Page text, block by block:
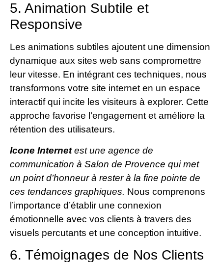
5. Animation Subtile et
Responsive
Les animations subtiles ajoutent une dimension
dynamique aux sites web sans compromettre
leur vitesse. En intégrant ces techniques, nous
transformons votre site internet en un espace
interactif qui incite les visiteurs à explorer. Cette
approche favorise l’engagement et améliore la
rétention des utilisateurs.
Icone Internetest une agence de
communication à Salon de Provence qui met
un point d’honneur à rester à la fine pointe de
ces tendances graphiques. Nous comprenons
l’importance d’établir une connexion
émotionnelle avec vos clients à travers des
visuels percutants et une conception intuitive.
6. Témoignages de Nos Clients